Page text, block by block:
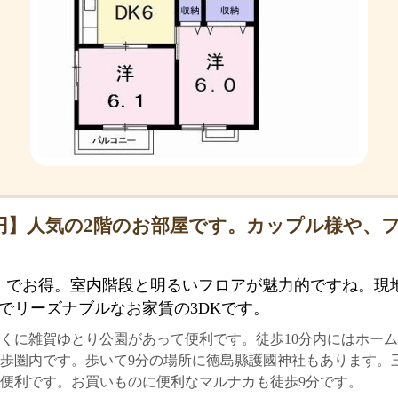
】人気の2階のお部屋です。カップル様や、
でお得。室内階段と明るいフロアが魅力的ですね。現
リーズナブルなお家賃の3DKです。
に雑賀ゆとり公園があって便利です。徒歩10分内にはホー
圏内です。歩いて9分の場所に徳島縣護國神社もあります。
利です。お買いものに便利なマルナカも徒歩9分です。